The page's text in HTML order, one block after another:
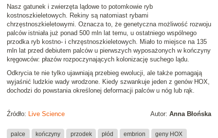
Nasz gatunek i zwierzęta lądowe to potomkowie ryb
kostnoszkieletowych. Rekiny są natomiast rybami
chrzęstnoszkieletowymi. Oznacza to, że genetyczna możliwość rozwoju
palców istniała już ponad 500 mln lat temu, u ostatniego wspólnego
przodka ryb kostno- i chrzęstnoszkieletowych. Miało to miejsce na 135
mln lat przed debiutem palców u pierwszych wyposażonych w kończyny
kręgowców: płazów rozpoczynających kolonizację suchego lądu.
Odkrycia te nie tylko ujawniają przebieg ewolucji, ale także pomagają
wyjaśnić ludzkie wady wrodzone. Kiedy szwankuje jeden z genów HOX,
dochodzi do powstania określonej deformacji palców u nóg lub rąk.
Autor: Anna Błońska
Źródło: Live Science
palce kończyny przodek płód embrion geny HOX